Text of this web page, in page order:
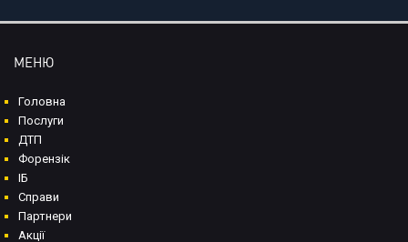
МЕНЮ
Головна
Послуги
ДТП
Форензік
ІБ
Справи
Партнери
Акції